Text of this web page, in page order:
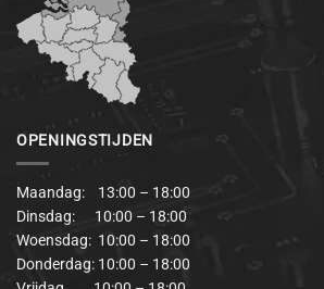
OPENINGSTIJDEN
Maandag: 13:00 – 18:00
Dinsdag: 10:00 – 18:00
Woensdag: 10:00 – 18:00
Donderdag: 10:00 – 18:00